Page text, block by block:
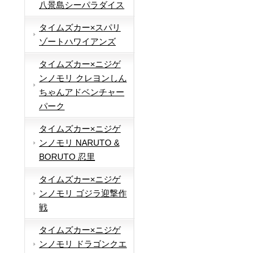
八景島シーパラダイス
タイムズカー×スパリ
ゾートハワイアンズ
タイムズカー×ニジゲ
ンノモリ クレヨンしん
ちゃんアドベンチャー
パーク
タイムズカー×ニジゲ
ンノモリ NARUTO &
BORUTO 忍里
タイムズカー×ニジゲ
ンノモリ ゴジラ迎撃作
戦
タイムズカー×ニジゲ
ンノモリ ドラゴンクエ